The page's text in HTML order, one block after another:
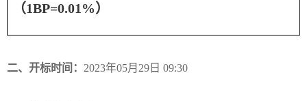
（1BP=0.01%）
二、开标时间： 2023年05月29日 09:30